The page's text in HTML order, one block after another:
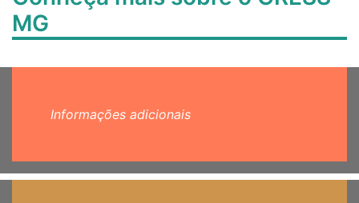
MG
Informações adicionais